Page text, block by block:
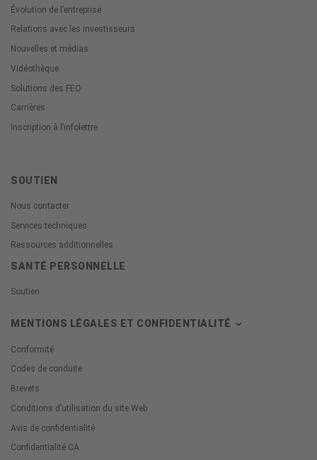
Évolution de l’entreprise
Relations avec les investisseurs
Nouvelles et médias
Vidéothèque
Solutions des FEO
Carrières
Inscription à l’infolettre
SOUTIEN
Nous contacter
Services techniques
Ressources additionnelles
SANTÉ PERSONNELLE
Soutien
MENTIONS LÉGALES ET CONFIDENTIALITÉ
Conformité
Codes de conduite
Brevets
Conditions d’utilisation du site Web
Avis de confidentialité
Confidentialité CA